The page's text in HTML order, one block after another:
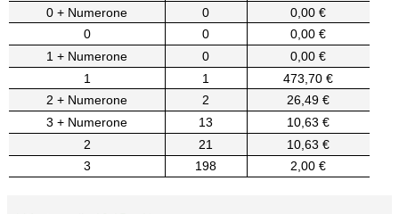
0 + Numerone
0
0,00 €
0
0
0,00 €
1 + Numerone
0
0,00 €
1
1
473,70 €
2 + Numerone
2
26,49 €
3 + Numerone
13
10,63 €
2
21
10,63 €
3
198 2,00 €